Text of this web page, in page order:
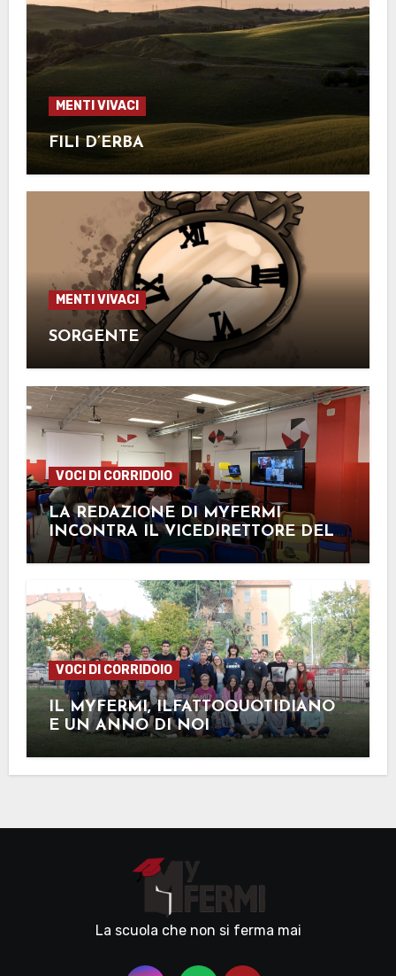
MENTI VIVACI
FILI D’ERBA
MENTI VIVACI
SORGENTE
VOCI DI CORRIDOIO
LA REDAZIONE DI MYFERMI
INCONTRA IL VICEDIRETTORE DEL
FATTO QUOTIDIANO ONLINE
VOCI DI CORRIDOIO
IL MYFERMI, ILFATTOQUOTIDIANO
E UN ANNO DI NOI
La scuola che non si ferma mai